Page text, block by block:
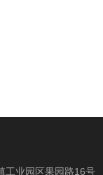
工业园区果园路16号